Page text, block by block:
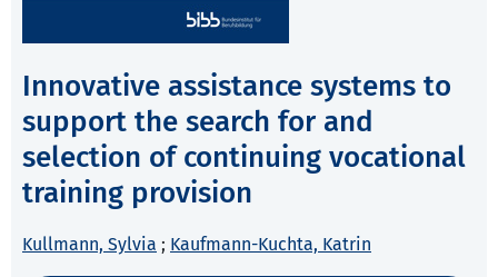
Innovative assistance systems to
support the search for and
selection of continuing vocational
training provision
Kullmann, Sylvia ; Kaufmann-Kuchta, Katrin